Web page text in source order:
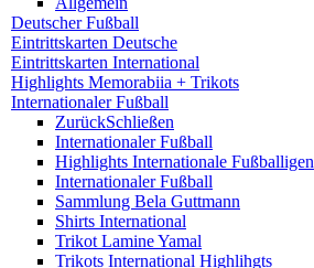
Deutscher Fußball
Eintrittskarten Deutsche
Eintrittskarten International
Highlights Memorabiia + Trikots
Internationaler Fußball
ZurückSchließen
Internationaler Fußball
Highlights Internationale Fußballigen
Internationaler Fußball
Sammlung Bela Guttmann
Shirts International
Trikot Lamine Yamal
Trikots International Highlihgts